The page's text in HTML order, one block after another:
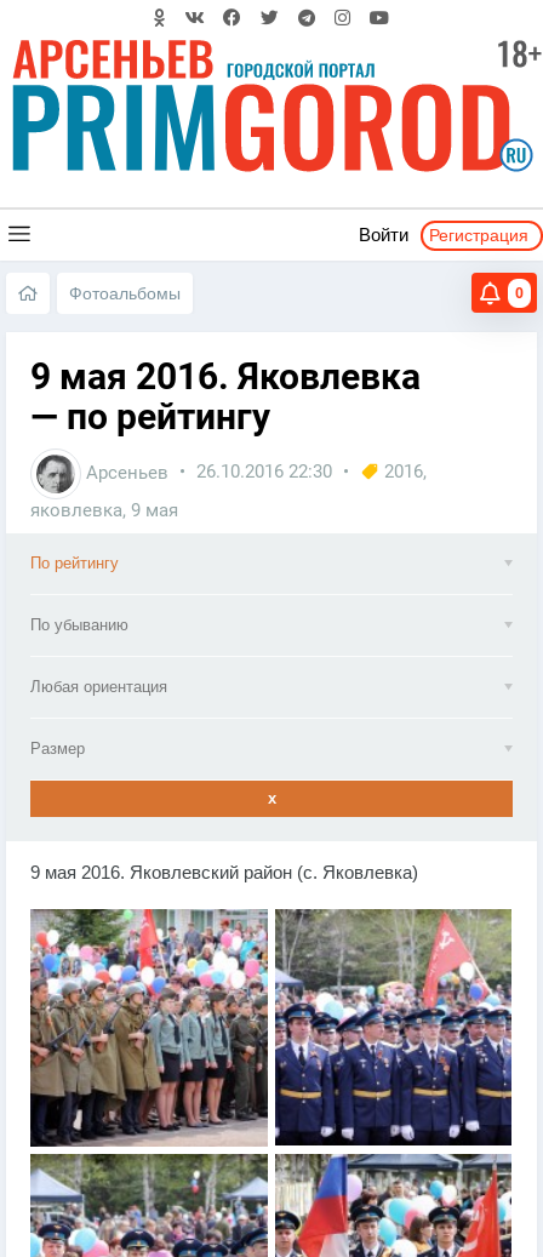
Войти Регистрация
Фотоальбомы 0
9 мая 2016. Яковлевка
— по рейтингу
Арсеньев 26.10.2016 22:30 2016,
яковлевка, 9 мая
По рейтингу
По убыванию
Любая ориентация
Размер
x
9 мая 2016. Яковлевский район (с. Яковлевка)